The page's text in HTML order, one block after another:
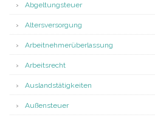
Abgeltungsteuer
Altersversorgung
Arbeitnehmerüberlassung
Arbeitsrecht
Auslandstätigkeiten
Außensteuer